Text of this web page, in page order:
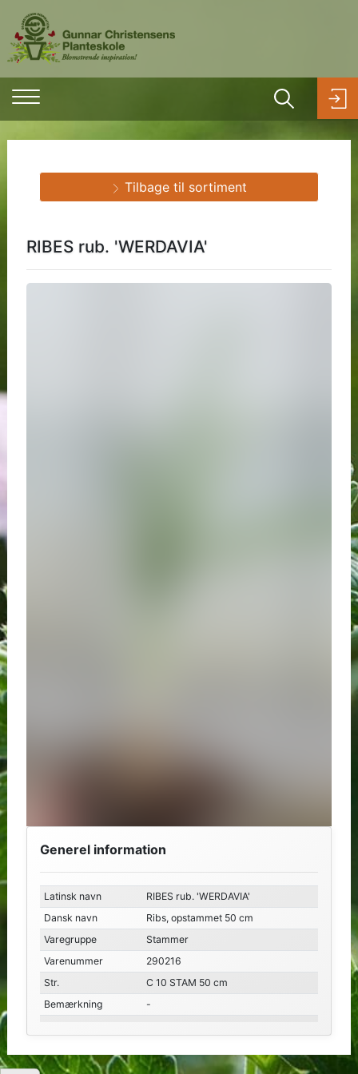
RIBES rub. 'WERDAVIA'
Generel information
Latinsk navn
RIBES rub. 'WERDAVIA'
Dansk navn
Ribs, opstammet 50 cm
Varegruppe
Stammer
Varenummer
290216
Str.
C 10 STAM 50 cm
Bemærkning
-
Tilbage til sortiment